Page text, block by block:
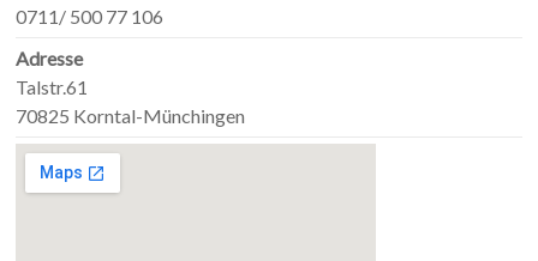
0711/ 500 77 106
Adresse
Talstr.61
70825 Korntal-Münchingen